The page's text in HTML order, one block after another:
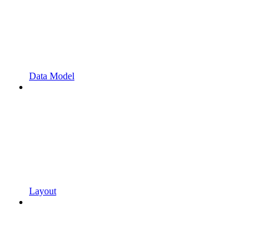
Data Model
Layout